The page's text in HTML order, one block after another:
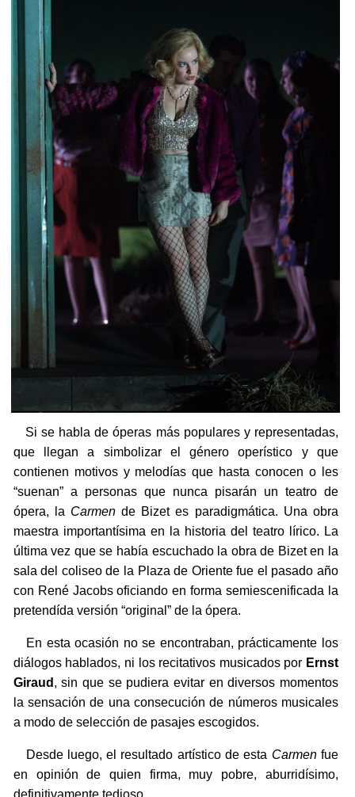
Si se habla de óperas más populares y representadas,
que llegan a simbolizar el género operístico y que
contienen motivos y melodías que hasta conocen o les
“suenan” a personas que nunca pisarán un teatro de
ópera, la Carmen de Bizet es paradigmática. Una obra
maestra importantísima en la historia del teatro lírico. La
última vez que se había escuchado la obra de Bizet en la
sala del coliseo de la Plaza de Oriente fue el pasado año
con René Jacobs oficiando en forma semiescenificada la
pretendída versión “original” de la ópera.
En esta ocasión no se encontraban, prácticamente los
diálogos hablados, ni los recitativos musicados por Ernst
Giraud , sin que se pudiera evitar en diversos momentos
la sensación de una consecución de números musicales
a modo de selección de pasajes escogidos.
Desde luego, el resultado artístico de esta Carmenfue
en opinión de quien firma, muy pobre, aburridísimo,